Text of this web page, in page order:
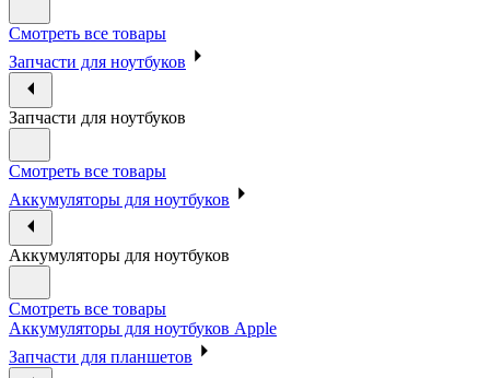
Смотреть все товары
Запчасти для ноутбуков
Запчасти для ноутбуков
Смотреть все товары
Аккумуляторы для ноутбуков
Аккумуляторы для ноутбуков
Смотреть все товары
Аккумуляторы для ноутбуков Apple
Запчасти для планшетов